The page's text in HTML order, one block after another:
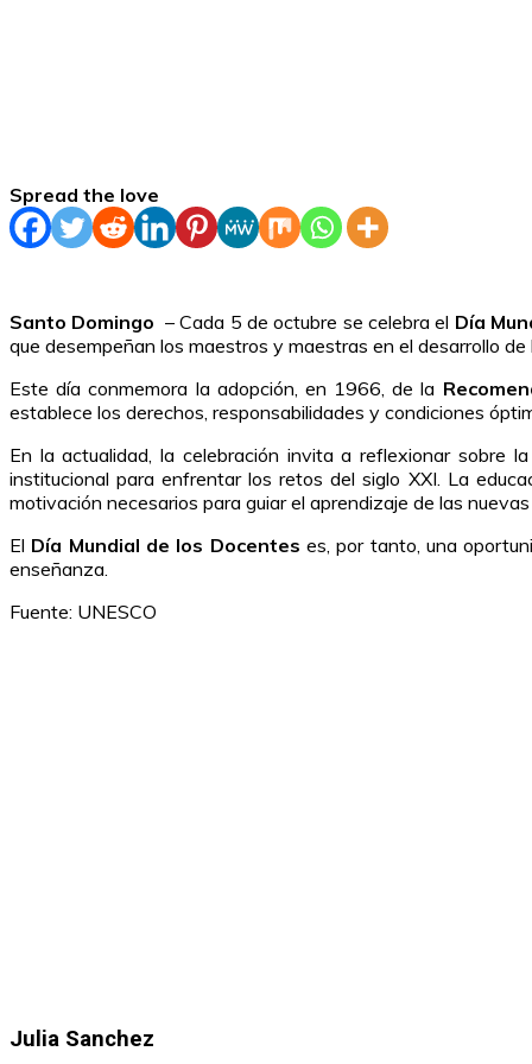
Spread the love
Santo Domingo – Cada 5 de octubre se celebra el Día
que desempeñan los maestros y maestras en el desarrollo de
Este día conmemora la adopción, en 1966, de la
establece los derechos, responsabilidades y condiciones
En la actualidad, la celebración invita a reflexionar sobre
institucional para enfrentar los retos del siglo XXI. La
motivación necesarios para guiar el aprendizaje de las nuevas
El Día Mundial de los Docentes es, por tanto, una
enseñanza.
Fuente: UNESCO
Julia Sanchez